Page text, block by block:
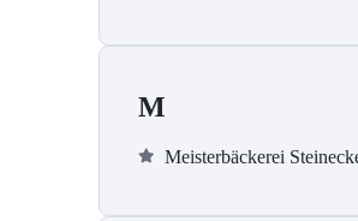
M
Meisterbäckerei